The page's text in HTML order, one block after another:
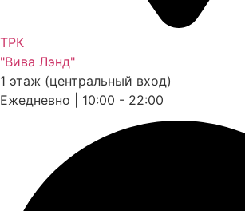
ТРК
"Вива Лэнд"
1 этаж (центральный вход)
Ежедневно | 10:00 - 22:00